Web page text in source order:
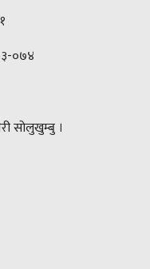
०७४
सोलुखुम्बु ।